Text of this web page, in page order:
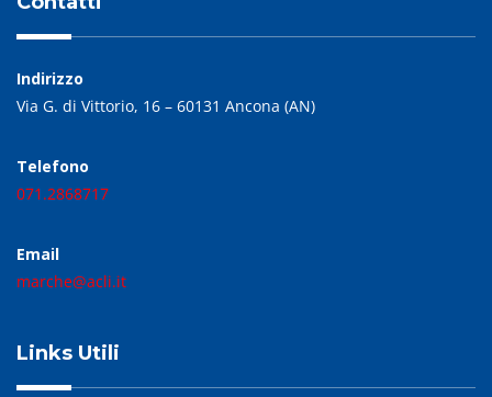
Indirizzo
Via G. di Vittorio, 16 – 60131 Ancona (AN)
Telefono
071.2868717
Email
marche@acli.it
Links Utili